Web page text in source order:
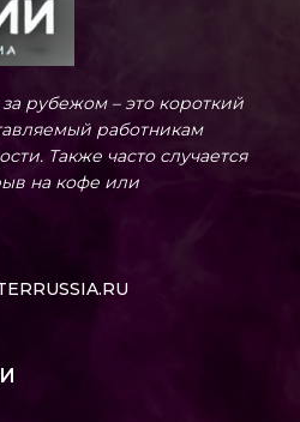
рубежом – это короткий
работникам
Также часто случается
на кофе или